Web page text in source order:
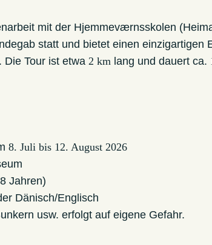
mit der Hjemmeværnsskolen
statt und bietet einen einzigartigen
Die Tour ist etwa 2 km lang und dauert ca.
8. Juli bis 12. August 2026
Jahren)
Dänisch/Englisch
usw. erfolgt auf eigene Gefahr.